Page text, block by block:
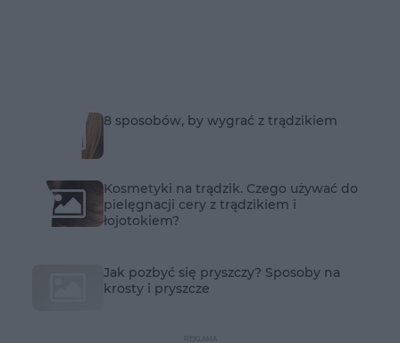
8 sposobów, by wygrać z trądzikiem
Kosmetyki na trądzik. Czego używać do
pielęgnacji cery z trądzikiem i
łojotokiem?
Jak pozbyć się pryszczy? Sposoby na
krosty i pryszcze